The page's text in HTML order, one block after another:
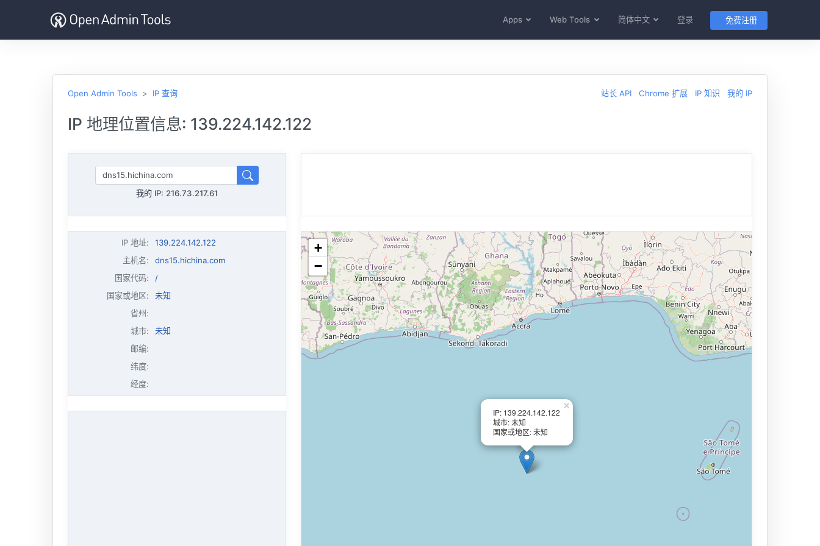
Apps Web Tools 简体中文 登录 免费注册
Open Admin Tools IP 查询 站长 API Chrome 扩展 IP 知识 我的 IP
IP 地理位置信息: 139.224.142.122
我的 IP: 216.73.217.61
IP 地址:
139.224.142.122
主机名:
dns15.hichina.com
国家代码:
/
国家或地区:
未知
省州:
城市:
未知
邮编:
纬度:
经度:
IP: 139.224.142.122
城市: 未知
国家或地区: 未知
×
+
−